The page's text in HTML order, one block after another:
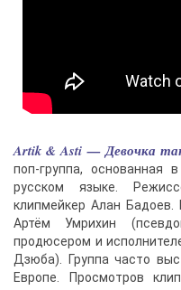
Artik & Asti — Девочка
поп-группа, основанная
русском языке.
клипмейкер Алан
Артём Умрихин
продюсером и
Дзюба). Группа часто
Европе. Просмотров